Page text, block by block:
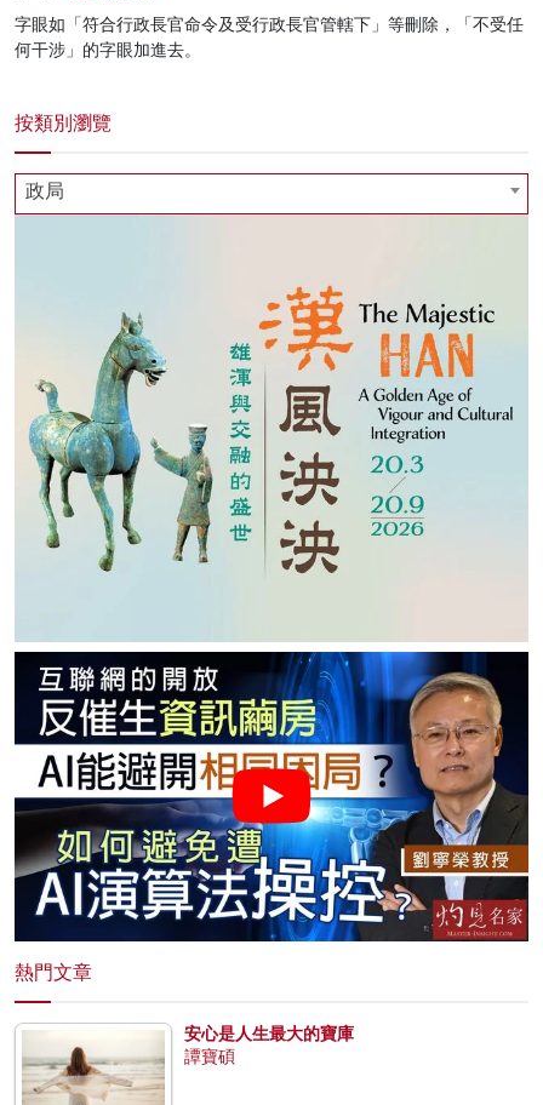
字眼如「符合行政長官命令及受行政長官管轄下」等刪除，「不受任
何干涉」的字眼加進去。
按類別瀏覽
政局
熱門文章
安心是人生最大的寶庫
譚寶碩